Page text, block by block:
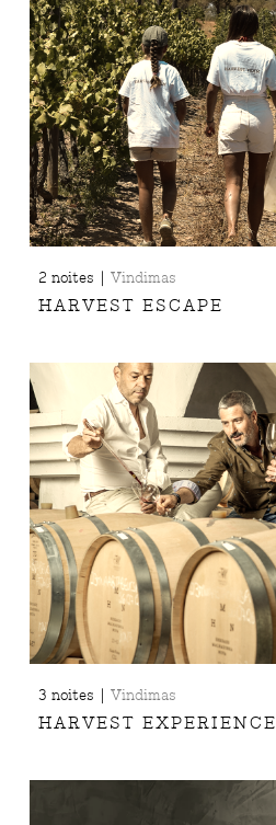
2 noites |Vindimas
HARVEST ESCAPE
3 noites |Vindimas
HARVEST EXPERIENCE